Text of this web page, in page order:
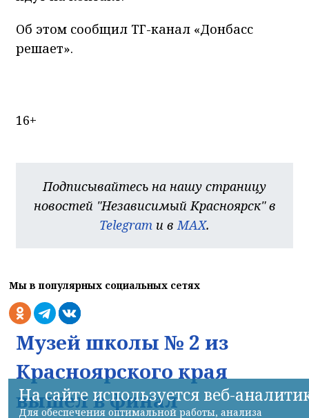
Об этом сообщил ТГ-канал «Донбасс
решает».
16+
Подписывайтесь на нашу страницу
новостей "Независимый Красноярск" в
Telegram и в MAX.
Мы в популярных социальных сетях
Музей школы № 2 из
Красноярского края
вышел в финал
На сайте используется веб-
Для обеспечения оптимальной работы, анализа